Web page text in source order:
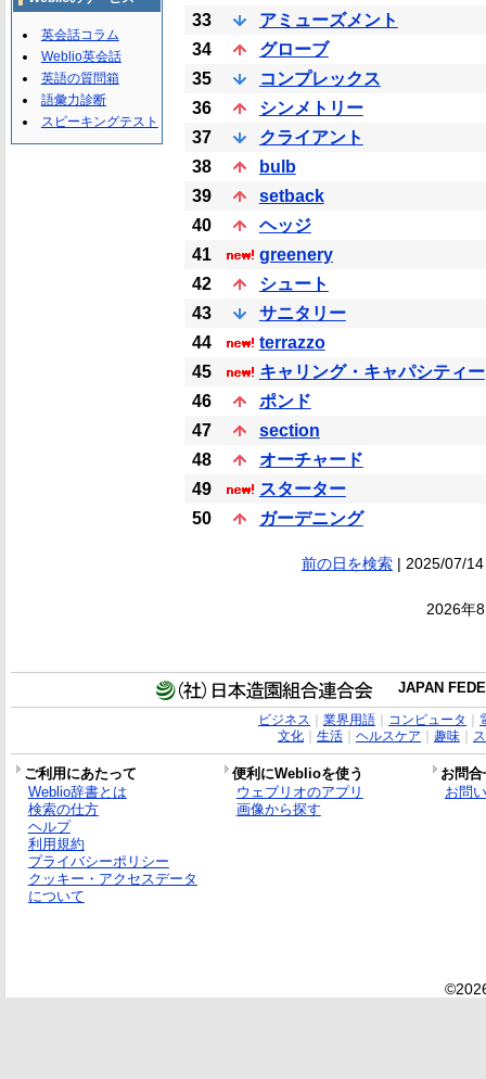
33
アミューズメント
34
グローブ
35
コンプレックス
36
シンメトリー
37
クライアント
38
bulb
39
setback
40
ヘッジ
41
greenery
42
シュート
43
サニタリー
44
terrazzo
45
キャリング・キャパシティー
46
ポンド
47
section
48
オーチャード
49
スターター
50
ガーデニング
前の日を検索| 2025/07/
2026年
英会話コラム
Weblio英会話
英語の質問箱
語彙力診断
スピーキングテスト
JAPAN
ビジネス 業界用語｜ コンピュータ
文化｜ 生活｜ ヘルスケア 趣味｜
ご利用にあたって 便利にWeblioを使う
お問
Weblio辞書とは
検索の仕方
ヘルプ
利用規約
プライバシーポリシー
クッキー・アクセスデータ
について
ウェブリオのアプリ
画像から探す
お問